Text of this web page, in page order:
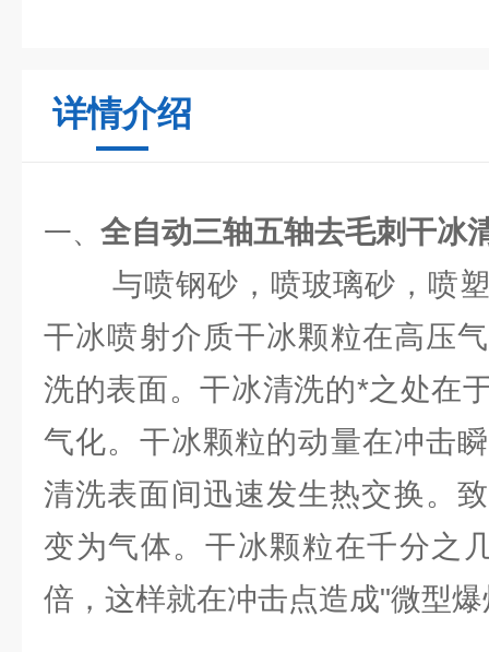
详情介绍
一、 全自动三轴五轴去毛刺干冰
与喷钢砂，喷玻璃砂，喷塑
干冰喷射介质干冰颗粒在高压
洗的表面。干冰清洗的*之处在
气化。干冰颗粒的动量在冲击
清洗表面间迅速发生热交换。
变为气体。干冰颗粒在千分之
倍，这样就在冲击点造成"微型